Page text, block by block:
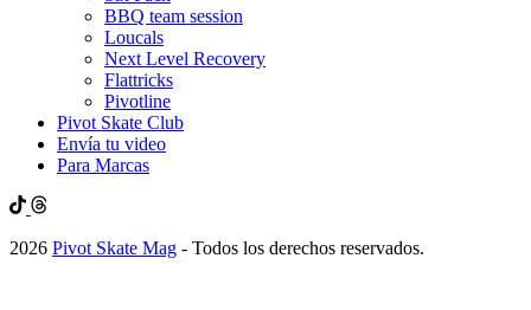
BBQ team session
Loucals
Next Level Recovery
Flattricks
Pivotline
Pivot Skate Club
Envía tu video
Para Marcas
2026 Pivot Skate Mag - Todos los derechos reservados.